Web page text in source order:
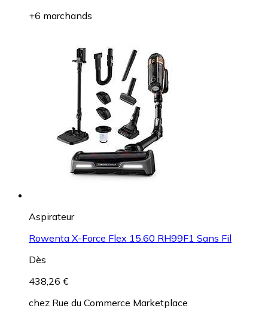
+6 marchands
Aspirateur
Rowenta X-Force Flex 15.60 RH99F1 Sans Fil
Dès
438,26 €
chez Rue du Commerce Marketplace